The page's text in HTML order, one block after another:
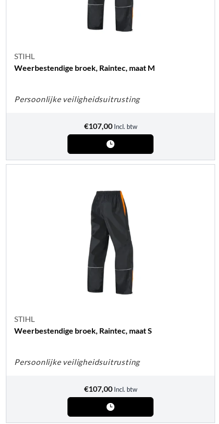
STIHL
Weerbestendige broek, Raintec, maat M
Persoonlijke veiligheidsuitrusting
€107,00 Incl. btw
STIHL
Weerbestendige broek, Raintec, maat S
Persoonlijke veiligheidsuitrusting
€107,00 Incl. btw